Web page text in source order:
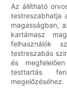
Az állítható
testreszabhatja
magasságban,
kartámasz
felhasználók
testreszabás
és
testtartás
megelőzéséhez.